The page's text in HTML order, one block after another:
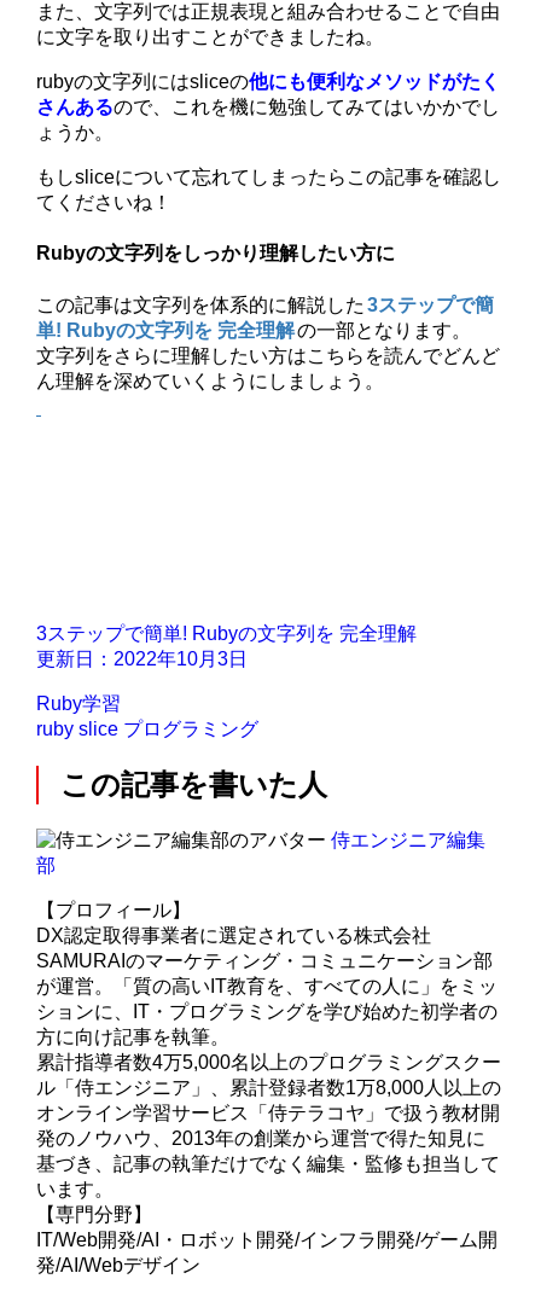
また、文字列では正規表現と組み合わせることで自由
に文字を取り出すことができましたね。
rubyの文字列にはsliceの他にも便利なメソッドがたく
さんあるので、これを機に勉強してみてはいかかでし
ょうか。
もしsliceについて忘れてしまったらこの記事を確認し
てくださいね！
Rubyの文字列をしっかり理解したい方に
この記事は文字列を体系的に解説した 3ステップで簡
単! Rubyの文字列を 完全理解の一部となります。
文字列をさらに理解したい方はこちらを読んでどんど
ん理解を深めていくようにしましょう。
3ステップで簡単! Rubyの文字列を 完全理解
更新日：2022年10月3日
Ruby学習
rubyslice プログラミング
この記事を書いた人
侍エンジニア編集
部
【プロフィール】
DX認定取得事業者に選定されている株式会社
SAMURAIのマーケティング・コミュニケーション部
が運営。「質の高いIT教育を、すべての人に」をミッ
ションに、IT・プログラミングを学び始めた初学者の
方に向け記事を執筆。
累計指導者数4万5,000名以上のプログラミングスクー
ル「侍エンジニア」、累計登録者数1万8,000人以上の
オンライン学習サービス「侍テラコヤ」で扱う教材開
発のノウハウ、2013年の創業から運営で得た知見に
基づき、記事の執筆だけでなく編集・監修も担当して
います。
【専門分野】
IT/Web開発/AI・ロボット開発/インフラ開発/ゲーム開
発/AI/Webデザイン